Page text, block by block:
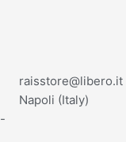
raisstore@libero.it
Napoli (Italy)
-